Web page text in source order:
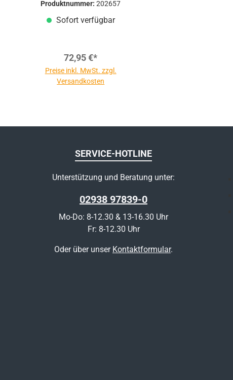
Produktnummer:202657
Sofort verfügbar
72,95 €*
Preise inkl. MwSt. zzgl.
Versandkosten
SERVICE-HOTLINE
Unterstützung und Beratung unter:
02938 97839-0
Mo-Do: 8-12.30 & 13-16.30 Uhr
Fr: 8-12.30 Uhr
Oder über unser Kontaktformular.